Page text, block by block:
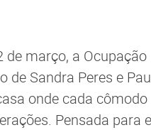
março, a
de Sandra Peres e
onde cada
Pensada para